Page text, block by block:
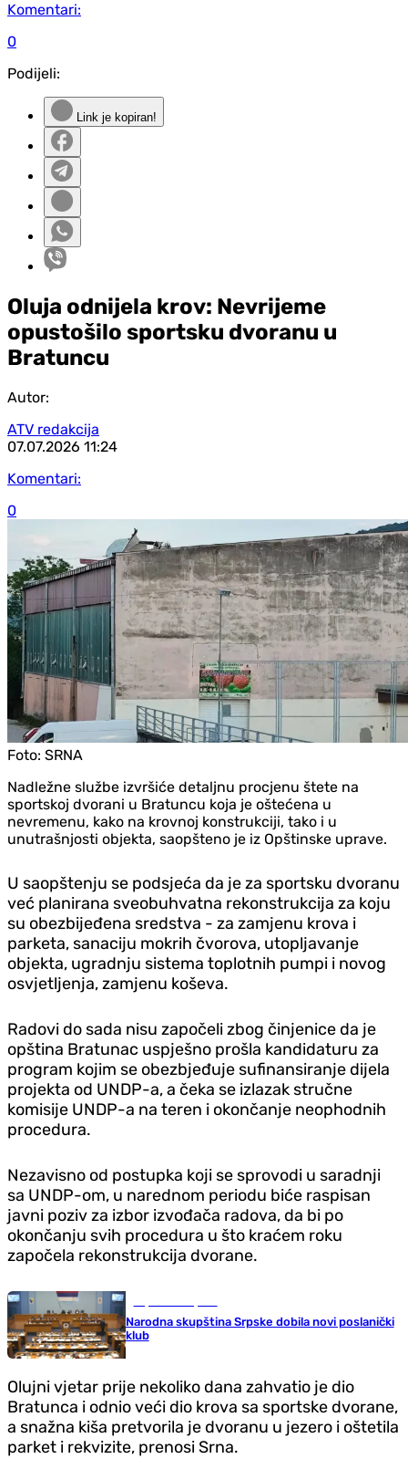
Komentari:
0
Podijeli:
Link je kopiran!
Oluja odnijela krov: Nevrijeme
opustošilo sportsku dvoranu u
Bratuncu
Autor:
ATV redakcija
07.07.2026 11:24
Komentari:
0
Foto: SRNA
Nadležne službe izvršiće detaljnu procjenu štete na
sportskoj dvorani u Bratuncu koja je oštećena u
nevremenu, kako na krovnoj konstrukciji, tako i u
unutrašnjosti objekta, saopšteno je iz Opštinske uprave.
U saopštenju se podsjeća da je za sportsku dvoranu
već planirana sveobuhvatna rekonstrukcija za koju
su obezbijeđena sredstva - za zamjenu krova i
parketa, sanaciju mokrih čvorova, utopljavanje
objekta, ugradnju sistema toplotnih pumpi i novog
osvjetljenja, zamjenu koševa.
Radovi do sada nisu započeli zbog činjenice da je
opština Bratunac uspješno prošla kandidaturu za
program kojim se obezbjeđuje sufinansiranje dijela
projekta od UNDP-a, a čeka se izlazak stručne
komisije UNDP-a na teren i okončanje neophodnih
procedura.
Nezavisno od postupka koji se sprovodi u saradnji
sa UNDP-om, u narednom periodu biće raspisan
javni poziv za izbor izvođača radova, da bi po
okončanju svih procedura u što kraćem roku
započela rekonstrukcija dvorane.
Narodna skupština Srpske dobila novi poslanički
klub
Olujni vjetar prije nekoliko dana zahvatio je dio
Bratunca i odnio veći dio krova sa sportske dvorane,
a snažna kiša pretvorila je dvoranu u jezero i oštetila
parket i rekvizite, prenosi Srna.